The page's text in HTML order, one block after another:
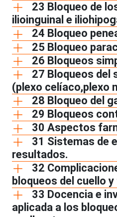
23 Bloqueo de
ilioinguinal e
24 Bloqueo
25 Bloqueo
26 Bloqueos
27 Bloqueos del
(plexo celíaco,plexo
28 Bloqueo del
29 Bloqueos
30 Aspectos
31 Sistemas de
resultados.
32
bloqueos del cuello
33 Docencia e
aplicada a los